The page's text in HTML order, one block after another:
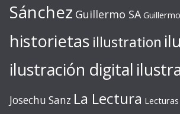
Sánchez Guillermo SA
historietas illustration
ilustración digital
Josechu Sanz La Lectura Lecturas